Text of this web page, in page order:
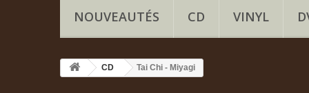
NOUVEAUTÉS CD VINYL
CD Tai Chi - Miyagi